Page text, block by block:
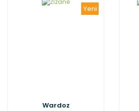
Yeni
Wardoz